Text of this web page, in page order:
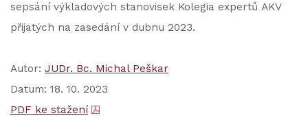
sepsání výkladových stanovisek Kolegia expertů AKV
přijatých na zasedání v dubnu 2023.
Autor: JUDr. Bc. Michal Peškar
Datum: 18. 10. 2023
PDF ke stažení